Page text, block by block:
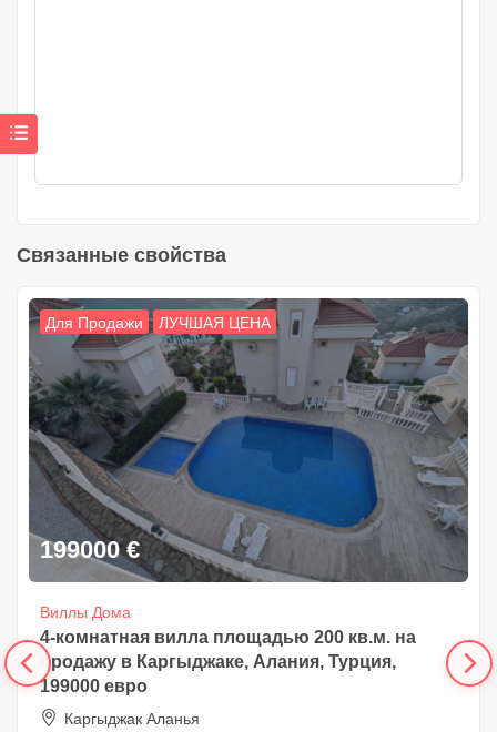
Связанные свойства
Для Продажи ЛУЧШАЯ ЦЕНА
199000 €
Виллы Дома
4-комнатная вилла площадью 200 кв.м. на
продажу в Каргыджаке, Алания, Турция,
199000 евро
Каргыджак Аланья